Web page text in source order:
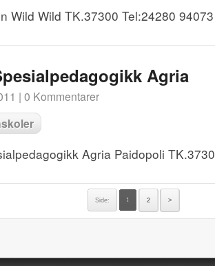
Wild Wild TK.37300 Tel:24280 94073
Agria
| 0 Kommentarer
Agria Paidopoli
Side: 1 2 >